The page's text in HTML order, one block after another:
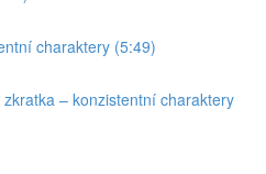
charaktery (5:49)
–⁠⁠ konzistentní charaktery⁠⁠⁠⁠⁠⁠⁠⁠⁠⁠⁠⁠⁠⁠